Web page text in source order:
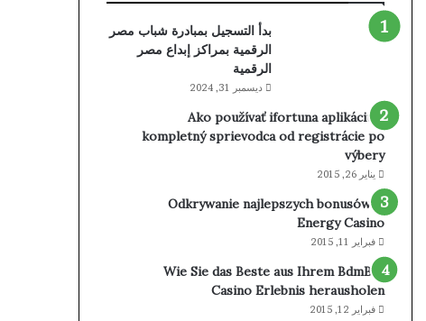
بدأ التسجيل بمبادرة شباب مصر
الرقمية بمراكز إبداع مصر
الرقمية
ديسمبر 31, 2024
Ako používať ifortuna aplikáciu –
kompletný sprievodca od registrácie po
výbery
يناير 26, 2015
Odkrywanie najlepszych bonusów w
Energy Casino
فبراير 11, 2015
Wie Sie das Beste aus Ihrem BdmBet
Casino Erlebnis herausholen
فبراير 12, 2015